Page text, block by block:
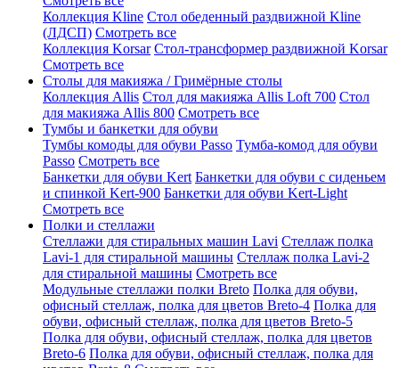
Коллекция Kline Стол обеденный раздвижной Kline
(ЛДСП) Смотреть все
Коллекция Korsar Стол-трансформер раздвижной Korsar
Смотреть все
Столы для макияжа / Гримёрные столы
Коллекция Allis Стол для макияжа Allis Loft 700 Стол
для макияжа Allis 800 Смотреть все
Тумбы и банкетки для обуви
Тумбы комоды для обуви Passo Тумба-комод для обуви
Passo Смотреть все
Банкетки для обуви Kert Банкетки для обуви с сиденьем
и спинкой Kert-900 Банкетки для обуви Kert-Light
Смотреть все
Полки и стеллажи
Стеллажи для стиральных машин Lavi Стеллаж полка
Lavi-1 для стиральной машины Стеллаж полка Lavi-2
для стиральной машины Смотреть все
Модульные стеллажи полки Breto Полка для обуви,
офисный стеллаж, полка для цветов Breto-4 Полка для
обуви, офисный стеллаж, полка для цветов Breto-5
Полка для обуви, офисный стеллаж, полка для цветов
Breto-6 Полка для обуви, офисный стеллаж, полка для